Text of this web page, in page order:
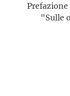
"Sulle